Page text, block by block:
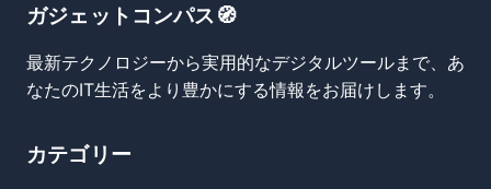
ガジェットコンパス🧭
最新テクノロジーから実用的なデジタルツールまで、あ
なたのIT生活をより豊かにする情報をお届けします。
カテゴリー